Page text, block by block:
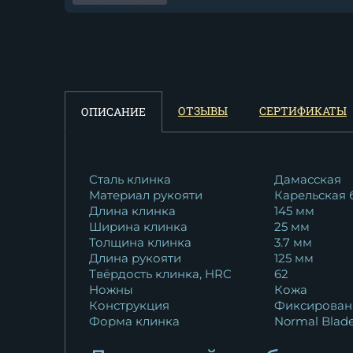
Нож Боец RWL-34 мельхиор
черный граб
Нож охотничий "Боец"
сталь...
10 922
Нож Боец булат карельская
береза...
Нож Охотничий Боец
ОПИСАНИЕ ОТЗЫВЫ СЕРТИФИКАТЫ
Сталь клинка
Дамасская
Материал рукояти
Карельская
Длина клинка
145 мм
Ширина клинка
25 мм
Толщина клинка
3.7 мм
Длина рукояти
125 мм
Твёрдость клинка, HRC
62
Ножны
Кожа
Конструкция
Форма клинка
Normal